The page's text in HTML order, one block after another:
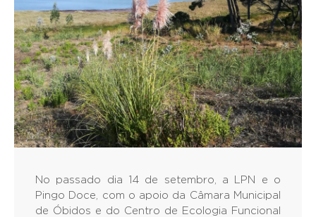
No passado dia 14 de setembro, a LPN e o
Pingo Doce, com o apoio da Câmara Municipal
de Óbidos e do Centro de Ecologia Funcional